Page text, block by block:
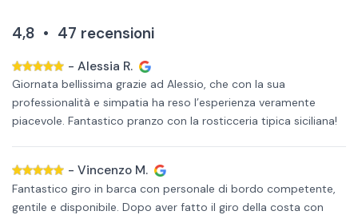
4,8 • 47 recensioni
- Alessia R.
Giornata bellissima grazie ad Alessio, che con la sua
professionalità e simpatia ha reso l’esperienza veramente
piacevole. Fantastico pranzo con la rosticceria tipica siciliana!
- Vincenzo M.
Fantastico giro in barca con personale di bordo competente,
gentile e disponibile. Dopo aver fatto il giro della costa con